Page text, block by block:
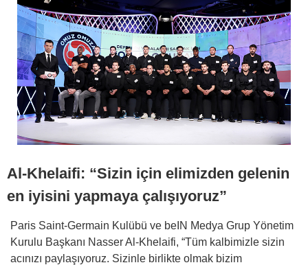
Al-Khelaifi: “Sizin için elimizden gelenin
en iyisini yapmaya çalışıyoruz”
Paris Saint-Germain Kulübü ve beIN Medya Grup Yönetim
Kurulu Başkanı Nasser Al-Khelaifi, “Tüm kalbimizle sizin
acınızı paylaşıyoruz. Sizinle birlikte olmak bizim